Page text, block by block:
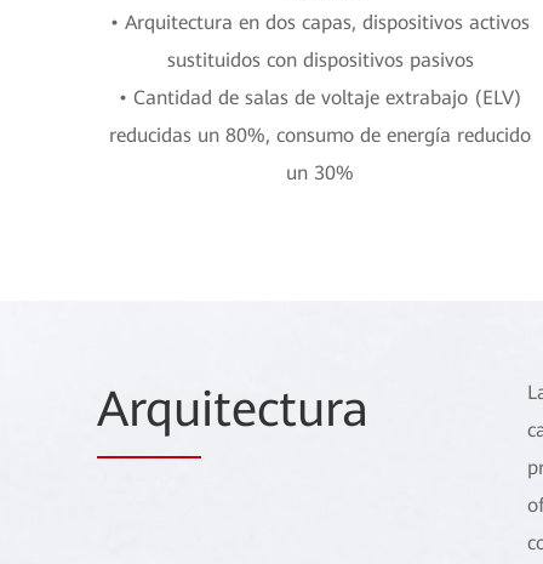
• Arquitectura en dos capas, dispositivos activos
sustituidos con dispositivos pasivos
• Cantidad de salas de voltaje extrabajo (ELV)
reducidas un 80%, consumo de energía reducido
un 30%
Arquitectura